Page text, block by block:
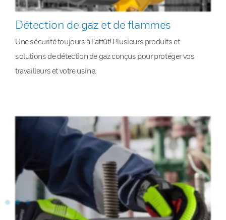
Détection de gaz et de flammes
Une sécurité toujours à l’affût! Plusieurs produits et
solutions de détection de gaz conçus pour protéger vos
travailleurs et votre usine.